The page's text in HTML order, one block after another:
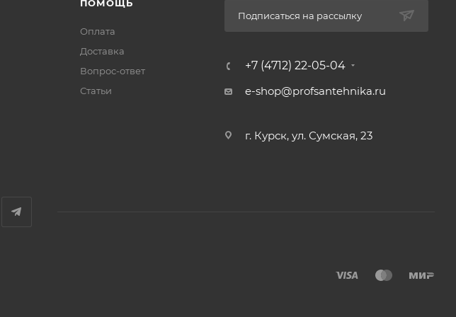
ПОМОЩЬ
Оплата
Доставка
Вопрос-ответ
Статьи
Подписаться на рассылку
+7 (4712) 22-05-04
e-shop@profsantehnika.ru
г. Курск, ул. Сумская, 23